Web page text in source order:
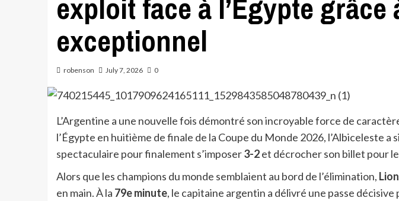
exploit face à l’Égypte grâce
exceptionnel
robenson July 7, 2026 0
L’Argentine a une nouvelle fois démontré son incroyable force de
l’Égypte en huitième de finale de la Coupe du Monde 2026, l’Albiceleste a
spectaculaire pour finalement s’imposer3-2et décrocher son billet pour
Alors que les champions du monde semblaient au bord de l’élimination,
en main. À la 79e minute, le capitaine argentin a délivré une passe